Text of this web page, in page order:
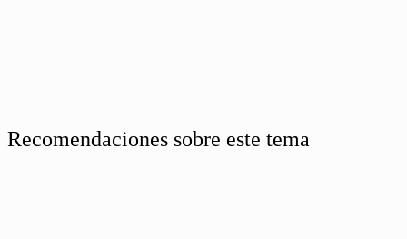
Recomendaciones sobre este tema